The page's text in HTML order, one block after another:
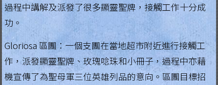
過程中講解及派發了很多顯靈聖牌，接觸工作十分成
功。
Gloriosa 區團：一個支團在當地超市附近進行接觸工
作，派發顯靈聖牌、玫瑰唸珠和小冊子，過程中亦藉
機宣傳了為聖母軍三位英雄列品的意向。區團目標招